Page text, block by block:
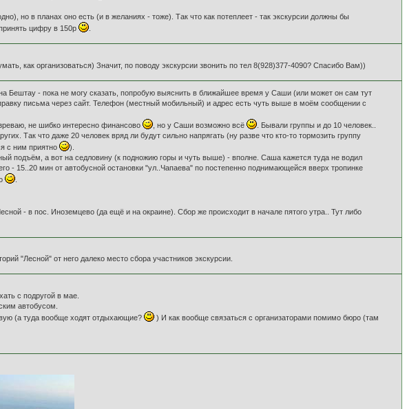
но в планах оно есть (и в желаниях - тоже). Так что как потеплеет - так экскурсии должны бы
цифру в 150р
как организоваться) Значит, по поводу экскурсии звонить по тел 8(928)377-4090? Спасибо Вам))
на Бештау - пока не могу сказать, попробую выяснить в ближайшее время у Саши (или может он сам тут
письма через сайт. Телефон (местный мобильный) и адрес есть чуть выше в моём сообщении с
не шибко интересно финансово
, но у Саши возможно всё
. Бывали группы и до 10 человек..
Так что даже 20 человек вряд ли будут сильно напрягать (ну разве что кто-то тормозить группу
с ним приятно
).
а вот на седловину (к подножию горы и чуть выше) - вполне. Саша кажется туда не водил
- 15..20 мин от автобусной остановки "ул..Чапаева" по постепенно поднимающейся вверх тропинке
- в пос. Иноземцево (да ещё и на окраине). Сбор же происходит в начале пятого утра.. Тут либо
"Лесной" от него далеко место сбора участников экскурсии.
с подругой в мае.
автобусом.
(а туда вообще ходят отдыхающие?
) И как вообще связаться с организаторами помимо бюро (там